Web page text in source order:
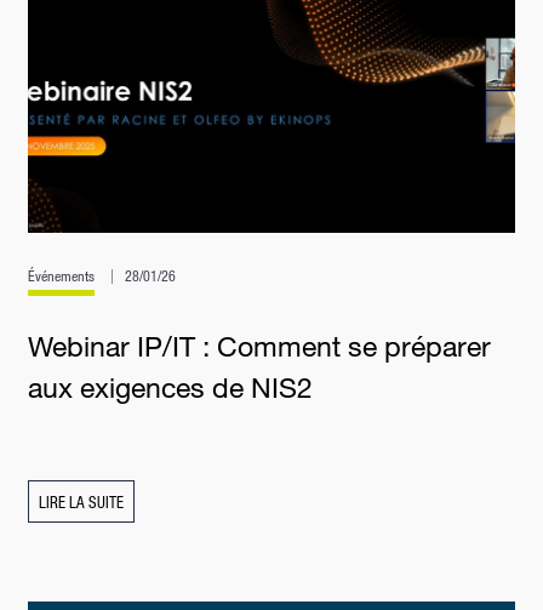
Événements 28/01/26
Webinar IP/IT : Comment se préparer
aux exigences de NIS2
LIRE LA SUITE